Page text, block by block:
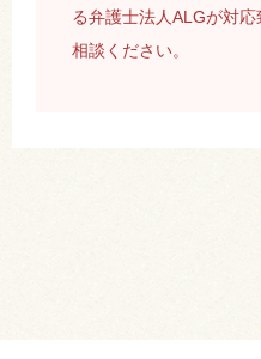
る弁護士法人ALGが対
相談ください。